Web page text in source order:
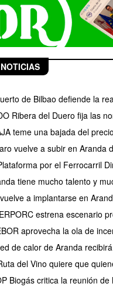
de Bilbao defiende la
Ribera del Duero fija las
teme una bajada del
vuelve a subir en Aranda
por el Ferrocarril
tiene mucho talento y
a implantarse en
estrena escenario
aprovecha la ola de
de calor de Aranda
del Vino quiere que
Biogás critica la reunión